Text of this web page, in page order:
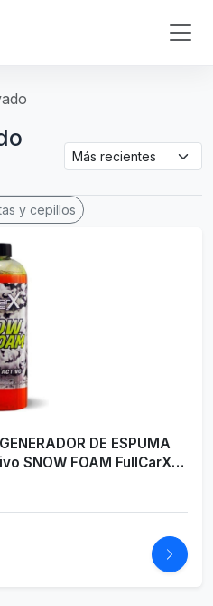
y cepillos
DE ESPUMA
SNOW FOAM FullCarX
750 ml)